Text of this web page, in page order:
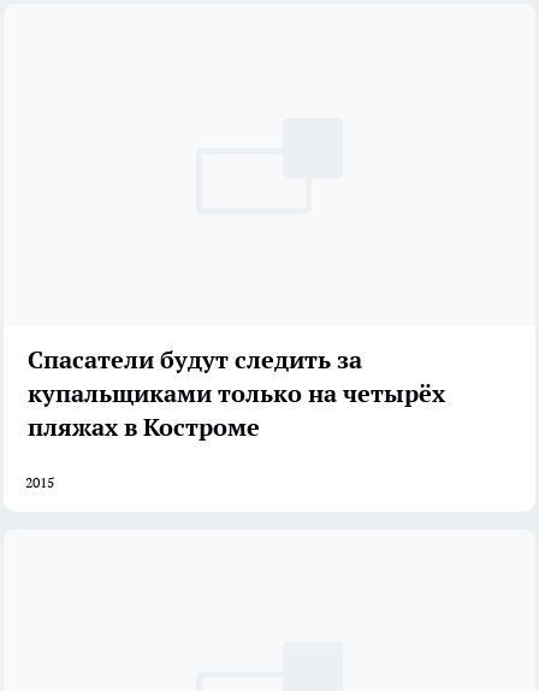
Спасатели будут следить за
купальщиками только на четырёх
пляжах в Костроме
2015